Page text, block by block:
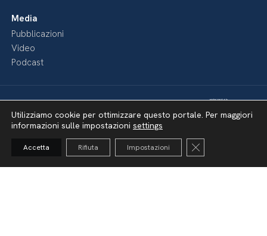
Media
Pubblicazioni
Video
Podcast
Utilizziamo cookie per ottimizzare questo portale. Per maggiori
informazioni sulle impostazioni settings
Accetta Rifiuta Impostazioni Close GDPR